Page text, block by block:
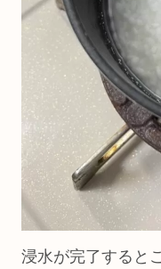
浸水が完了すると